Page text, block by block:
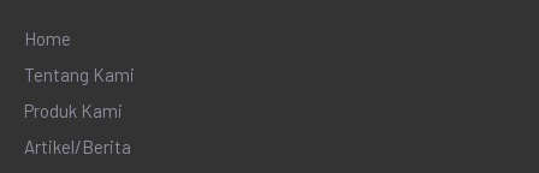
Home
Tentang Kami
Produk Kami
Artikel/Berita